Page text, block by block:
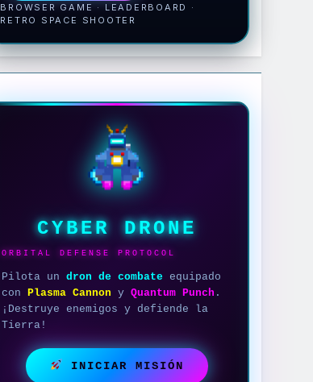
BROWSER GAME · LEADERBOARD ·
RETRO SPACE SHOOTER
CYBER DRONE
ORBITAL DEFENSE PROTOCOL
Pilota undron de combate equipado
con
Plasma Cannon yQuantum Punch .
¡Destruye enemigos y defiende la
Tierra!
INICIAR MISIÓN